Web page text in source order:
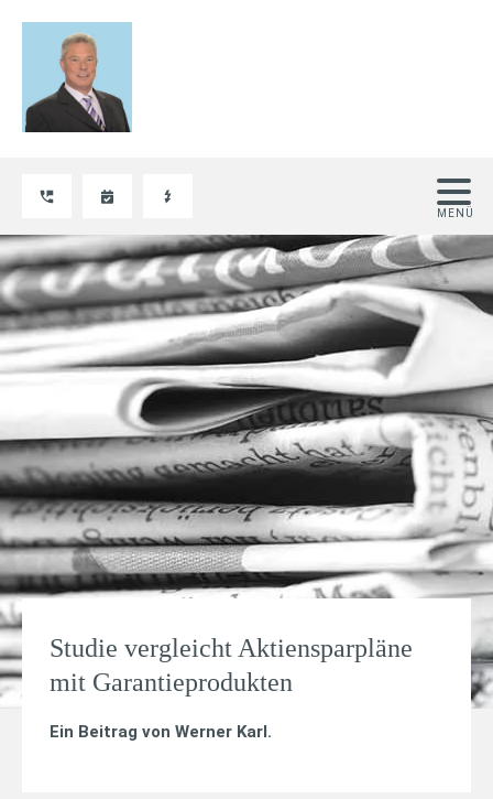
Studie vergleicht Aktiensparpläne
mit Garantieprodukten
Ein Beitrag von Werner Karl.